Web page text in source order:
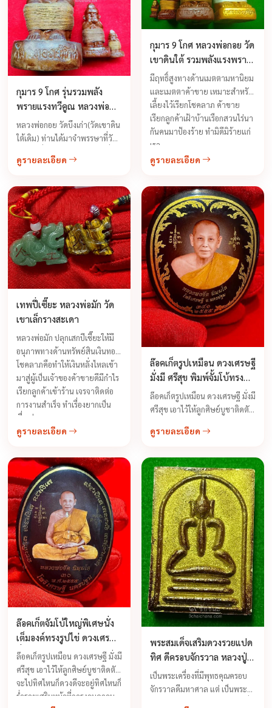
กุมาร 9 โกศ รุ่นรวมพลัง
พรายแรงทวีคูณ หลวงพ่อ
กอย ปี 2554
หลวงพ่อกอย วัดบึงเก่า(วัดเขาดิน
ใต้เดิม) ท่านได้มาจำพรรษาที่วัด
อยู่เลยจากวัดเขาดินใต้
ได้จัดสร้างกุมารทองเก้าโกศรุ่น
รวมพลังแรงทวีคูณ ขึ้นมาซึ่งใช้
ชนวนอาถรรพณ์ในรุ่นแรกมาผสม
ในการสร้างครั้งนี้ด้วย ซึ่งมีความ
เข้มขลังและเฮี้ยนแรงเป็นทวีคูณ
...
ดูรายละเอียด
กุมาร 9 โกศ หลวงพ่อกอย วัด
เขาดินใต้ รวมพลังแรงพราย
(27 โกศ) รุ่นสุดท้ายปลุกเสก
ทิ้งทวน ปี 2556
มีฤทธิ์สูงทางด้านเมตตามหานิยม
และเมตตาค้าขาย เหมาะสำหรับ
เลี้ยงไว้เรียกโชคลาภ ค้าขาย
เรียกลูกค้าเฝ้าบ้านเรือกสวนไร่นา
กันคนมาป้องร้าย ทำมิดีมิร้ายแก่
เรา ...
ดูรายละเอียด
เทพปี่เซี๊ยะ หลวงพ่อมัก วัด
เขาเล็กรางสะเดา
หลวงพ่อมัก ปลุกเสกปีเซี๊ยะให้มี
อนุภาพทางด้านทรัพย์สินเงินทอง
โชคลาภคือทำให้เงินหลั่งไหลเข้า
มาสู่ผู้เป็นเจ้าของค้าขายดีมีกำไร
เรียกลูกค้าเข้าร้าน เจรจาติดต่อ
การงานสำเร็จ ทำเรื่องยากเป็น
เรื่องง่าย
ดูรายละเอียด
ล๊อคเก็ตรูปเหมือน ดวงเศรษฐี
มั่งมี ศรีสุข พิมพ์จั้มโบ้ทรง
ตาลปัตร หลวงพ่อจืด ปี 2555
ล๊อคเก็ตรูปเหมือน ดวงเศรษฐี มั่งมี
ศรีสุข เอาไว้ให้ลูกศิษย์บูชาติดตัว
ร่ำรวยเสริมหน้าที่การงานความ
เงินทองให้เนืองแน่นสม่ำเสมอไหล
มาเทมาอย่างไม่ขาดสาย ถ้าเป็น
ข้าราชการก็จะเจริญในยศถา
บรรดาศักดิ์ ...
ดูรายละเอียด
ล๊อคเก็ตจัมโบ้ใหญ่พิเศษนั่ง
เต็มองค์ทรงรูปไข่ ดวงเศรษฐี
มั่งมี ศรีสุข หลวงพ่อจืด ปี
2555
ล๊อคเก็ตรูปเหมือน ดวงเศรษฐี มั่งมี
ศรีสุข เอาไว้ให้ลูกศิษย์บูชาติดตัว
จะไปทิศไหนก็ดวงดีจะอยู่ทิศไหนก็
ร่ำรวยเสริมหน้าที่การงานความ
พระสมเด็จเสริมดวงรวยแปด
ทิศ ดีครอบจักรวาล หลวงปู่
ข้าวแห้ง
เป็นพระเครื่องที่มีพุทธคุณครอบ
จักรวาลดีมหาศาล แต่ เป็นพระที่